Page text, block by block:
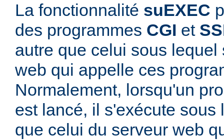
La fonctionnalité suEXEC
des programmes CGI et
autre que celui sous
web qui appelle ces
Normalement, lorsqu'un
est lancé, il s'exécute sous
que celui du serveur web